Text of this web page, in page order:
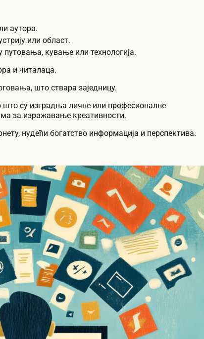
аутора.
или област.
кување или технологија.
и читалаца.
што ствара заједницу.
су изградња личне или професионалне
за изражавање креативности.
нудећи богатство информација и перспектива.